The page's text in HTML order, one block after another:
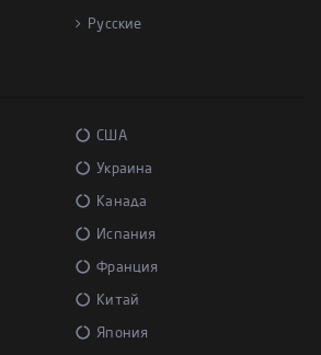
Русские
США
Украина
Канада
Испания
Франция
Китай
Япония